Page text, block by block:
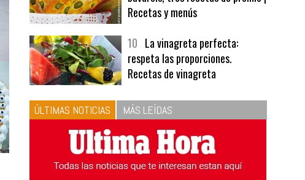
bavarois, tres recetas de premio |
Recetas y menús
respeta las proporciones.
Recetas de vinagreta
ÚLTIMAS NOTICIAS MÁS LEÍDAS